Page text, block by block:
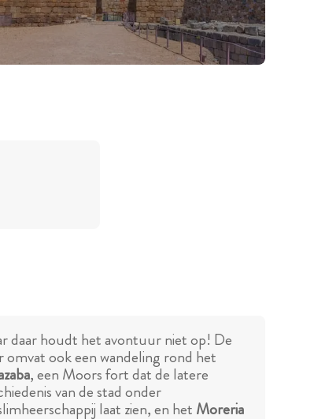
daar houdt het avontuur niet op! De
ook een wandeling rond het
, een Moors fort dat de latere
van de stad onder
laat zien, en het Moreria